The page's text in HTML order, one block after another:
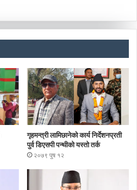
गृहमन्त्री लामिछानेको कार्य निर्देशनप्रती
पुर्व डिएसपी पन्थीको यस्तो तर्क
२०७९ पुष १२